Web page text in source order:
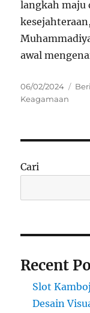
langkah maju
awal
Posted
on
06/02/2024
Keagamaan
Cari
Recent
Slot
Desain